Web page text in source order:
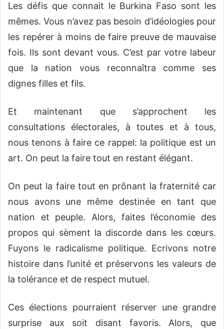
Les défis que connait le Burkina Faso sont les
mêmes. Vous n’avez pas besoin d’idéologies pour
les repérer à moins de faire preuve de mauvaise
fois. Ils sont devant vous. C’est par votre labeur
que la nation vous reconnaîtra comme ses
dignes filles et fils.
Et maintenant que s’approchent les
consultations électorales, à toutes et à tous,
nous tenons à faire ce rappel: la politique est un
art. On peut la faire tout en restant élégant.
On peut la faire tout en prônant la fraternité car
nous avons une même destinée en tant que
nation et peuple. Alors, faites l’économie des
propos qui sèment la discorde dans les cœurs.
Fuyons le radicalisme politique. Ecrivons notre
histoire dans l’unité et préservons les valeurs de
la tolérance et de respect mutuel.
Ces élections pourraient réserver une grandre
surprise aux soit disant favoris. Alors, que